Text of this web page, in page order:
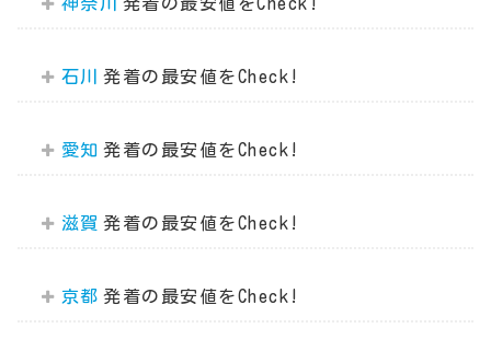
神奈川
石川
愛知
滋賀
京都